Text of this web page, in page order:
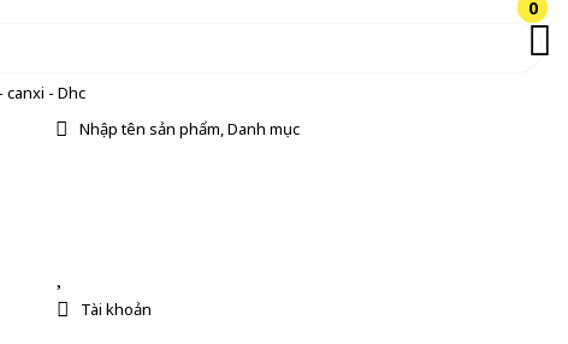
canxi - Dhc
Nhập tên sản phẩm, Danh mục
0
Tài khoản
0